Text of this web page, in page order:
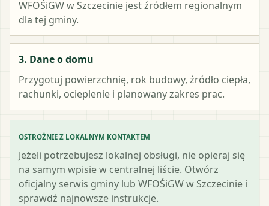
WFOŚiGW w Szczecinie jest źródłem regionalnym
dla tej gminy.
3. Dane o domu
Przygotuj powierzchnię, rok budowy, źródło ciepła,
rachunki, ocieplenie i planowany zakres prac.
OSTROŻNIE Z LOKALNYM KONTAKTEM
Jeżeli potrzebujesz lokalnej obsługi, nie opieraj się
na samym wpisie w centralnej liście. Otwórz
oficjalny serwis gminy lub WFOŚiGW w Szczecinie i
sprawdź najnowsze instrukcje.